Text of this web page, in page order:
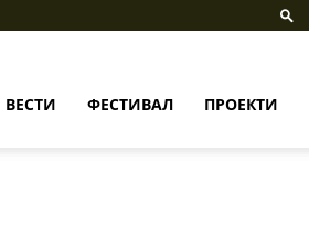
ВЕСТИ ФЕСТИВАЛ ПРОЕКТИ